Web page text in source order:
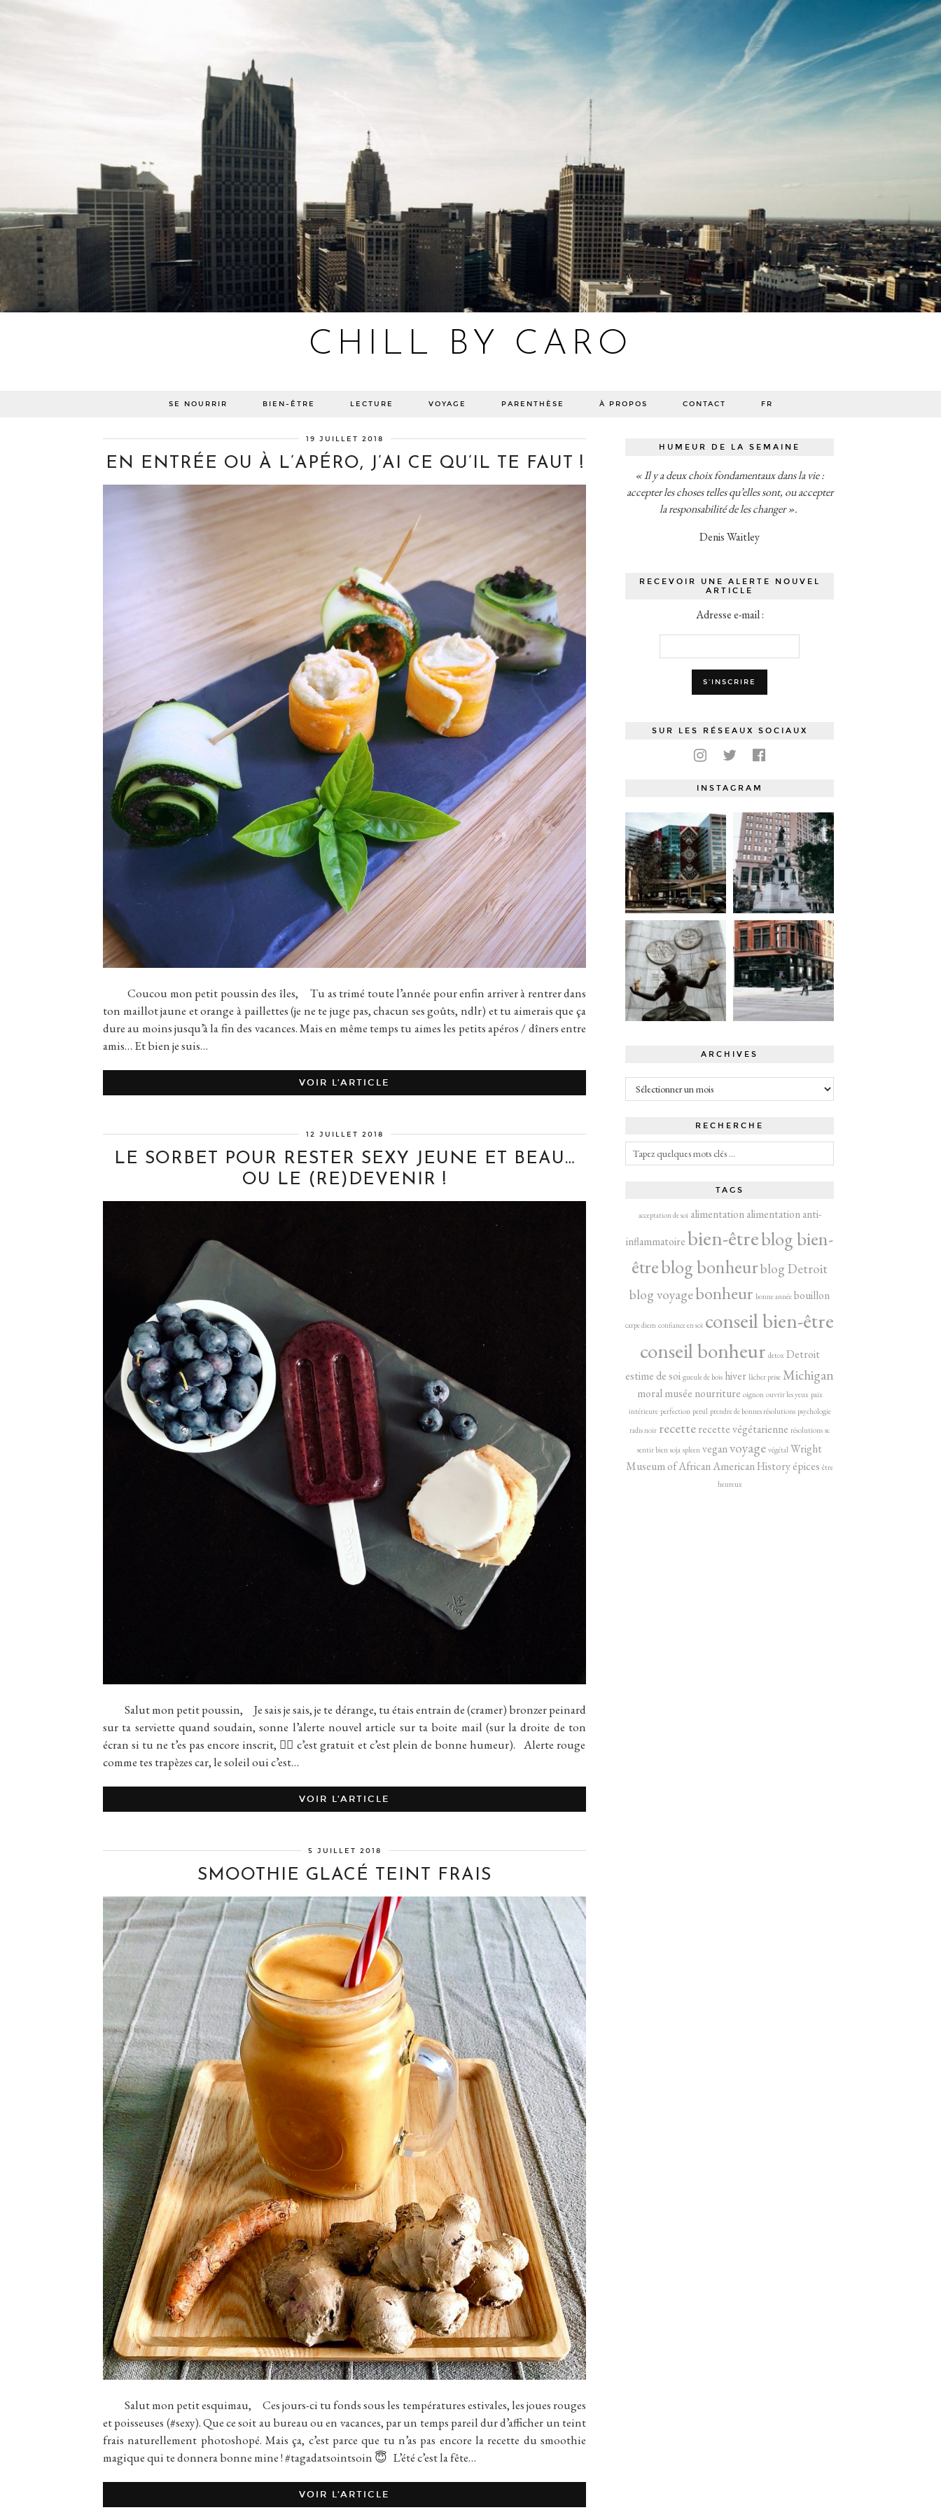
CHILL BY CARO
SE NOURRIR BIEN-ÊTRE LECTURE VOYAGE PARENTHÈSE À PROPOS CONTACT FR
19 JUILLET 2018
EN ENTRÉE OU À L’APÉRO, J’AI CE QU’IL TE FAUT !
Coucou mon petit poussin des îles, Tu as trimé toute l’année pour enfin arriver à rentrer dans
ton maillot jaune et orange à paillettes (je ne te juge pas, chacun ses goûts, ndlr) et tu aimerais que ça
dure au moins jusqu’à la fin des vacances. Mais en même temps tu aimes les petits apéros / dîners entre
amis… Et bien je suis…
VOIR L’ARTICLE
12 JUILLET 2018
LE SORBET POUR RESTER SEXY JEUNE ET BEAU…
OU LE (RE)DEVENIR !
Salut mon petit poussin, Je sais je sais, je te dérange, tu étais entrain de (cramer) bronzer peinard
sur ta serviette quand soudain, sonne l’alerte nouvel article sur ta boite mail (sur la droite de ton
écran si tu ne t’es pas encore inscrit, 👉🏻 c’est gratuit et c’est plein de bonne humeur). Alerte rouge
comme tes trapèzes car, le soleil oui c’est…
VOIR L’ARTICLE
5 JUILLET 2018
SMOOTHIE GLACÉ TEINT FRAIS
Salut mon petit esquimau, Ces jours-ci tu fonds sous les températures estivales, les joues rouges
et poisseuses (#sexy). Que ce soit au bureau ou en vacances, par un temps pareil dur d’afficher un teint
frais naturellement photoshopé. Mais ça, c’est parce que tu n’as pas encore la recette du smoothie
magique qui te donnera bonne mine ! #tagadatsointsoin 😇 L’été c’est la fête…
VOIR L’ARTICLE
HUMEUR DE LA SEMAINE
« Il y a deux choix fondamentaux dans la vie :
accepter les choses telles qu’elles sont, ou accepter
la responsabilité de les changer ».
Denis Waitley
RECEVOIR UNE ALERTE NOUVEL
ARTICLE
Adresse e-mail :
SUR LES RÉSEAUX SOCIAUX
INSTAGRAM
ARCHIVES
Archives
RECHERCHE
TAGS
acceptation de soi alimentation alimentation anti-
inflammatoirebien-êtreblog bien-
êtreblog bonheurblog Detroit
blog voyagebonheur bonne année bouillon
carpe diem confiance en soi conseil bien-être
conseil bonheur detox Detroit
estime de soi gueule de bois hiver lâcher prise Michigan
moral musée nourriture oignon ouvrir les yeux paix
intérieure perfection persil prendre de bonnes résolutions psychologie
radis noir recetterecette végétarienne résolutions se
sentir bien soja spleen veganvoyage végétal Wright
Museum of African American Historyépices être
heureux